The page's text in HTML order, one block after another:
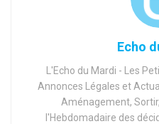
Echo
L'Echo du Mardi - Les
Annonces Légales et
Aménagement,
l'Hebdomadaire des